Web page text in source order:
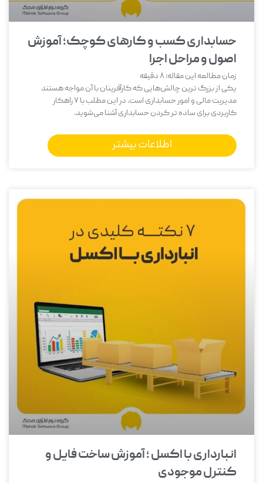
حسابداری کسب و کارهای کوچک؛ آموزش
اصول و مراحل اجرا
زمان مطالعه این مقاله:8دقیقه
یکی از بزرگ‌ ترین چالش‌هایی که کارآفرینان با آن مواجه هستند
مدیریت مالی و امور حسابداری است. در این مطلب با 7 راهکار
کاربردی برای ساده تر کردن حسابداری آشنا می‌شوید.
اطلاعات بیشتر
انبارداری با اکسل ؛ آموزش ساخت فایل و
کنترل موجودی